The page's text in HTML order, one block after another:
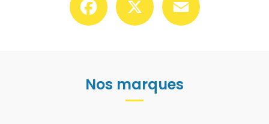
Nos marques